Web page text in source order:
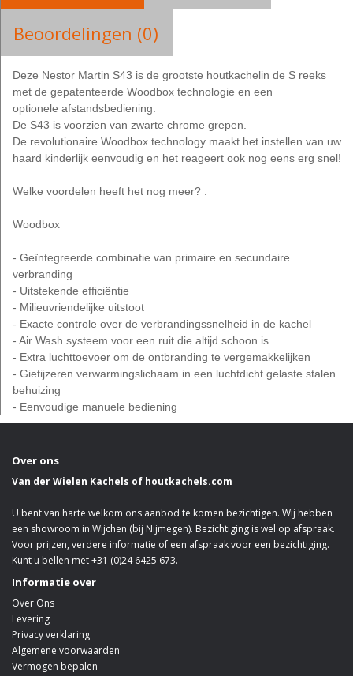
Beoordelingen (0)
Deze Nestor Martin S43 is de grootste houtkachelin de S reeks
met de gepatenteerde Woodbox technologie en een
optionele afstandsbediening.
De S43 is voorzien van zwarte chrome grepen.
De revolutionaire Woodbox technology maakt het instellen van uw
haard kinderlijk eenvoudig en het reageert ook nog eens erg snel!
Welke voordelen heeft het nog meer? :
Woodbox
- Geïntegreerde combinatie van primaire en secundaire
verbranding
- Uitstekende efficiëntie
- Milieuvriendelijke uitstoot
- Exacte controle over de verbrandingssnelheid in de kachel
- Air Wash systeem voor een ruit die altijd schoon is
- Extra luchttoevoer om de ontbranding te vergemakkelijken
- Gietijzeren verwarmingslichaam in een luchtdicht gelaste stalen
behuizing
- Eenvoudige manuele bediening
Over ons
Van der Wielen Kachels of houtkachels.com
U bent van harte welkom ons aanbod te komen bezichtigen. Wij hebben
een showroom in Wijchen (bij Nijmegen). Bezichtiging is wel op afspraak.
Voor prijzen, verdere informatie of een afspraak voor een bezichtiging.
Kunt u bellen met +31 (0)24 6425 673.
Informatie over
Over Ons
Levering
Privacy verklaring
Algemene voorwaarden
Vermogen bepalen